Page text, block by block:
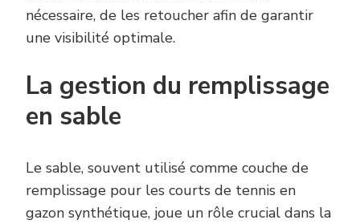
nécessaire, de les retoucher afin de garantir
une visibilité optimale.
La gestion du remplissage
en sable
Le sable, souvent utilisé comme couche de
remplissage pour les courts de tennis en
gazon synthétique, joue un rôle crucial dans la